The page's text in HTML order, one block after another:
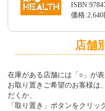
価格
店舗
在庫がある店舗には「○」が表
お取り置きご希望のお客様は
だくか、
「取り置き」ボタンをクリ